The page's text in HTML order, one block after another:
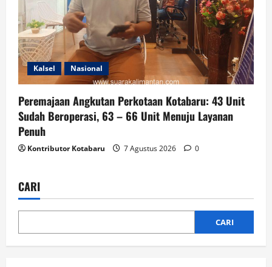
Kalsel Nasional
Peremajaan Angkutan Perkotaan Kotabaru: 43 Unit
Sudah Beroperasi, 63 – 66 Unit Menuju Layanan
Penuh
Kontributor Kotabaru 7 Agustus 2026 0
CARI
CARI